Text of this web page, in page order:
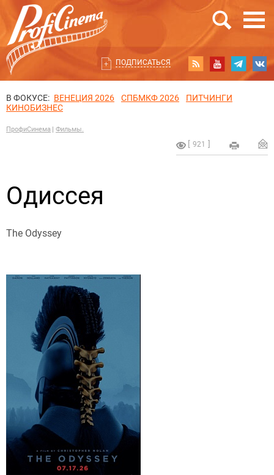
ПОДПИСАТЬСЯ
В ФОКУСЕ: ВЕНЕЦИЯ 2026 СПБМКФ 2026
ПИТЧИНГИ
КИНОБИЗНЕС
ПрофиСинема Фильмы.
921
Одиссея
The Odyssey